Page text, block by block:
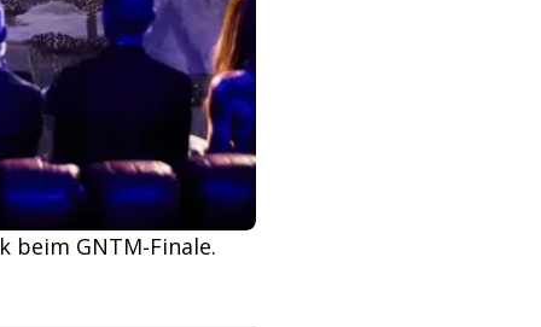
GNTM‑Finale.